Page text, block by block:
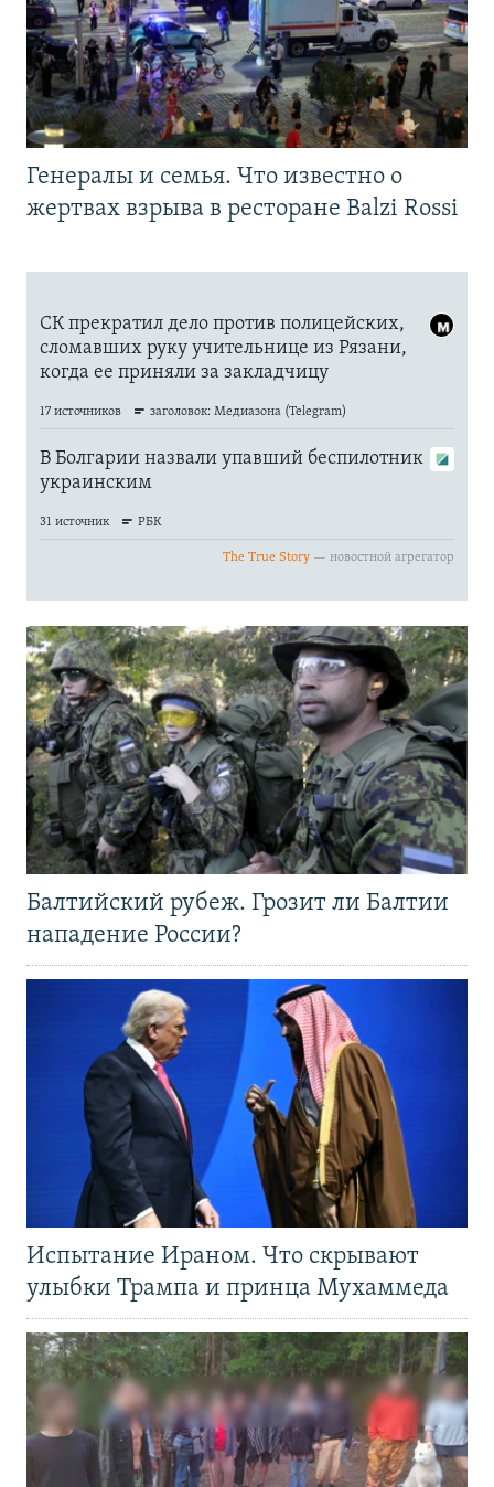
Генералы и семья. Что известно о
жертвах взрыва в ресторане Balzi Rossi
Балтийский рубеж. Грозит ли Балтии
нападение России?
Испытание Ираном. Что скрывают
улыбки Трампа и принца Мухаммеда